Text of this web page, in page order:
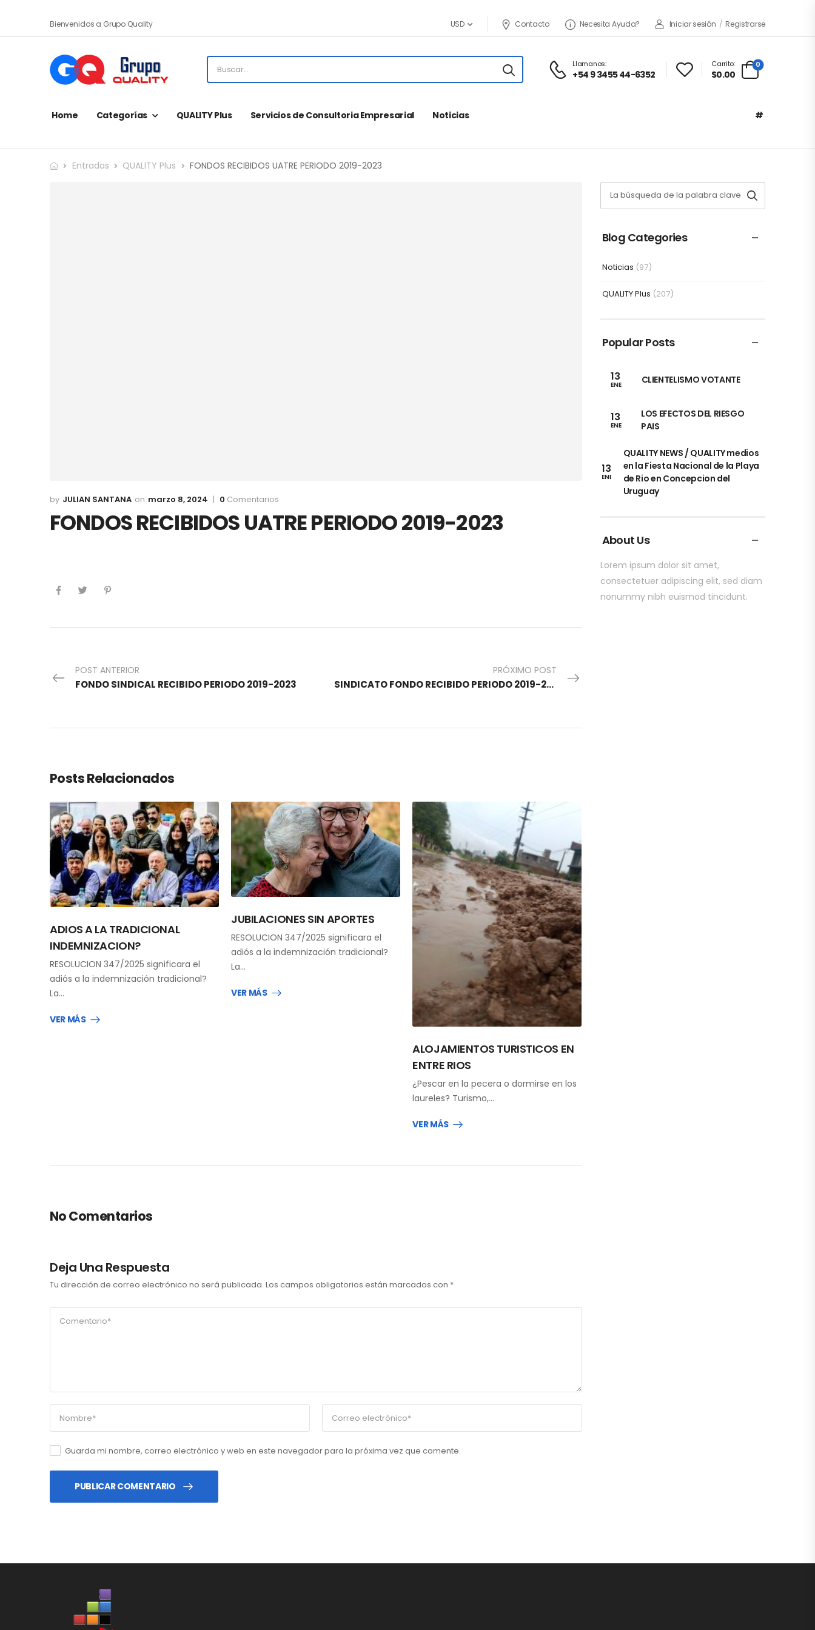
Bienvenidos a Grupo Quality USD Contacto Necesita Ayuda? Iniciar sesión / Registrarse
Llamanos:
+54 9 3455 44-6352
Carrito:
$0.00
0
Home Categorías QUALITY Plus Servicios de Consultoria Empresarial Noticias #
Entradas QUALITY Plus FONDOS RECIBIDOS UATRE PERIODO 2019-2023
JULIAN SANTANA marzo 8, 2024 0 Comentarios
FONDOS RECIBIDOS UATRE PERIODO 2019-2023
POST ANTERIOR
FONDO SINDICAL RECIBIDO PERIODO 2019-2023
PRÓXIMO POST
SINDICATO FONDO RECIBIDO PERIODO 2019-2023
Posts Relacionados
ADIOS A LA TRADICIONAL
INDEMNIZACION?
RESOLUCION 347/2025 significara el
adiós a la indemnización tradicional?
La…
VER MÁS
JUBILACIONES SIN APORTES
RESOLUCION 347/2025 significara el
adiós a la indemnización tradicional?
La…
VER MÁS
ALOJAMIENTOS TURISTICOS EN
ENTRE RIOS
¿Pescar en la pecera o dormirse en los
laureles? Turismo,…
VER MÁS
No Comentarios
Deja Una Respuesta
Tu dirección de correo electrónico no será publicada. Los campos obligatorios están marcados con *
Guarda mi nombre, correo electrónico y web en este navegador para la próxima vez que comente.
PUBLICAR COMENTARIO
Blog Categories
Noticias (97)
QUALITY Plus (207)
Popular Posts
13
ENE CLIENTELISMO VOTANTE
13
ENE
LOS EFECTOS DEL RIESGO
PAIS
13
ENE
QUALITY NEWS / QUALITY medios
en la Fiesta Nacional de la Playa
de Rio en Concepcion del
Uruguay
About Us
Lorem ipsum dolor sit amet,
consectetuer adipiscing elit, sed diam
nonummy nibh euismod tincidunt.